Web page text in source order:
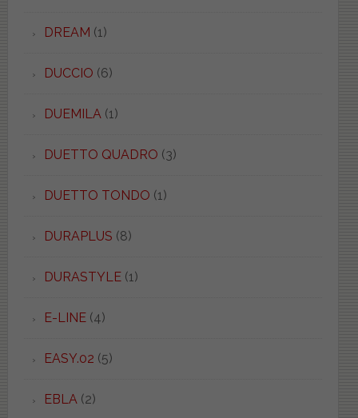
DREAM (1)
DUCCIO (6)
DUEMILA (1)
DUETTO QUADRO (3)
DUETTO TONDO (1)
DURAPLUS (8)
DURASTYLE(1)
E-LINE(4)
EASY.02 (5)
EBLA (2)